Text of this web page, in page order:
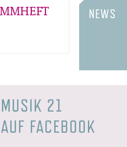
NEWS
MUSIK 21
AUF FACEBOOK